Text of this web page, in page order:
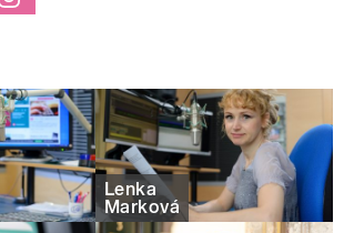
Lenka
Marková